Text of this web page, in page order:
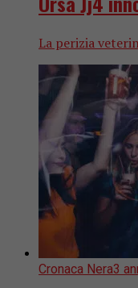
La perizia
Cronaca Nera3